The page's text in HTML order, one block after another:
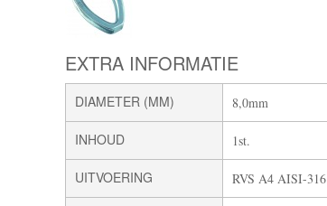
EXTRA INFORMATIE
DIAMETER (MM) 8,0mm
INHOUD 1st.
UITVOERING RVS A4 AISI-316